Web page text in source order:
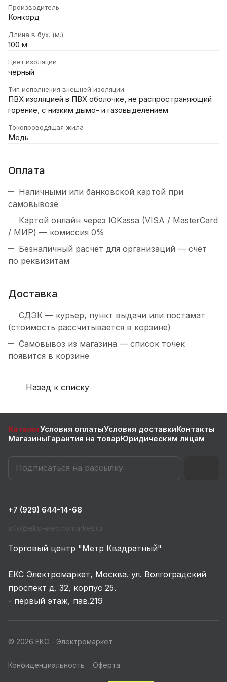
Производитель
Конкорд
Длина в бух. (м.)
100 м
Цвет изоляции
черный
Тип исполнения внешней изоляции
ПВХ изоляцией в ПВХ оболочке, не распространяющий
горение, с низким дымо- и газовыделением
Токопроводящая жила
Медь
Оплата
Наличными или банковской картой при
самовывозе
Картой онлайн через ЮKassa (VISA / MasterCard
/ МИР) — комиссия 0%
Безналичный расчёт для организаций — счёт
по реквизитам
Доставка
СДЭК — курьер, пункт выдачи или постамат
(стоимость рассчитывается в корзине)
Самовывоз из магазина — список точек
появится в корзине
Назад к списку
КаталогУсловия оплатыУсловия доставкиКонтакты
МагазиныГарантия на товарЮридическим лицам
+7 (929) 644-14-68
info@eks-electromarket.ru
Торговый центр "Метр Квадратный"
ЕКС Электромаркет, Москва. ул. Волгоградский
проспект д. 32, корпус 25.
- первый этаж, пав.219
© 2026 ЕКС - Электромаркет
Конфиденциальность Оферта